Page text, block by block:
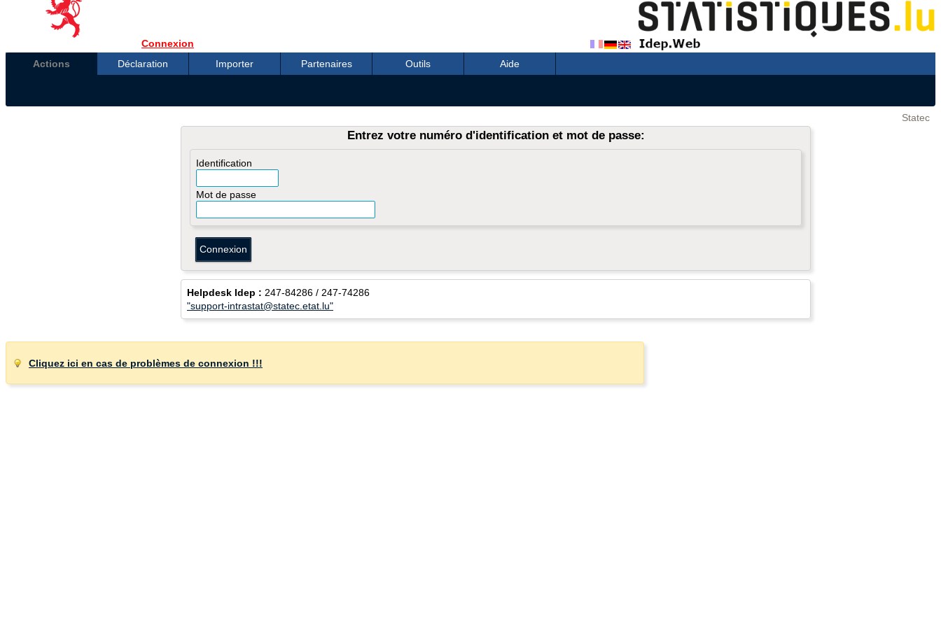
Connexion
Actions
Déclaration Importer Partenaires Outils Aide
Statec
Helpdesk Idep : 247-84286 / 247-74286
"support-intrastat@statec.etat.lu"
Entrez votre numéro d'identification et mot de passe:
Identification
Mot de passe
Cliquez ici en cas de problèmes de connexion !!!